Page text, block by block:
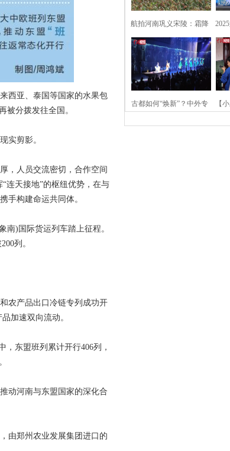
西亚、泰国等国家的水果包
被分拨发往全国。
实剪影。
，人员交流密切，合作空间
连天接地”的枢纽优势，在与
手构建命运共同体。
)国际货运列车踏上征程。
列。
农产品出口冷链专列成功开
加速双向流动。
东盟班列累计开行406列，
动河南与东盟国家的深化合
由郑州农业发展集团进口的
航拍河南巩义宋陵：霜降
时节高粱红
古都如何“焕新”？中外专 【